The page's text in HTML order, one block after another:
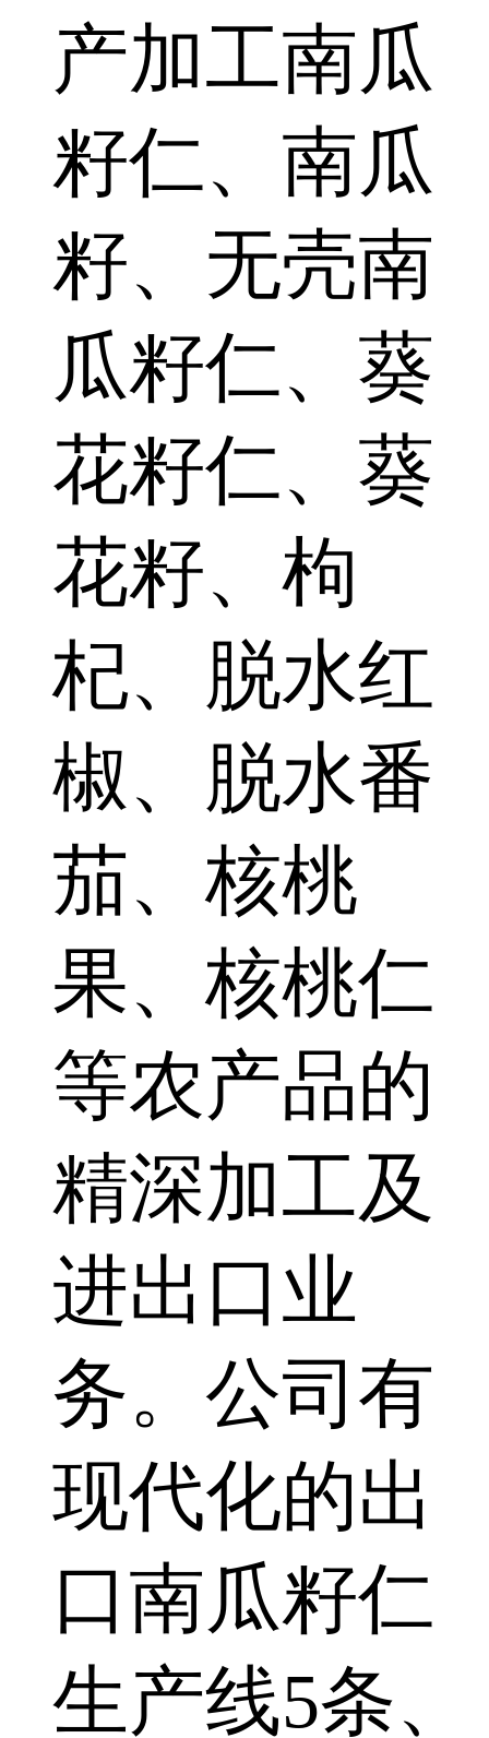
产加工南瓜
籽仁、南瓜
籽、无壳南
瓜籽仁、葵
花籽仁、葵
花籽、枸
杞、脱水红
椒、脱水番
茄、核桃
果、核桃仁
等农产品的
精深加工及
进出口业
务。公司有
现代化的出
口南瓜籽仁
生产线5条、